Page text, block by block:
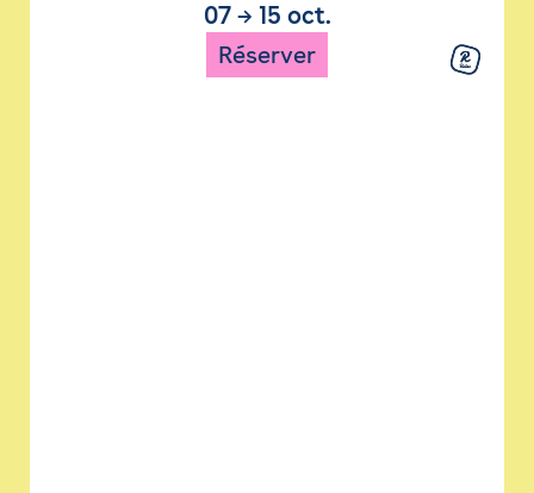
07→ 15 oct.
Réserver